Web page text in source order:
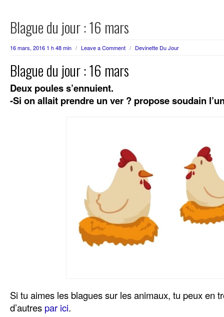
Blague du jour : 16 mars
16 mars, 2016 1 h 48 min / Leave a Comment / Devinette Du Jour
Blague du jour : 16 mars
Deux poules s’ennuient.
-Si on allait prendre un ver ? propose soudain
Si tu aimes les blagues sur les animaux, tu peux en
d’autres par ici.